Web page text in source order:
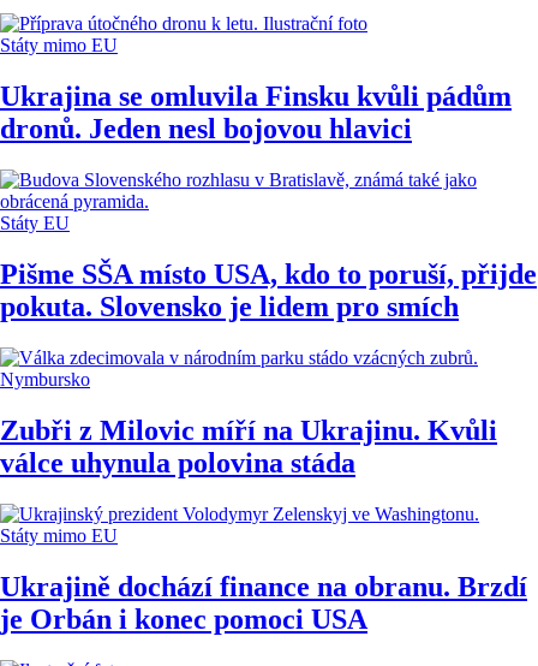
Státy mimo EU
Ukrajina se omluvila Finsku kvůli pádům
dronů. Jeden nesl bojovou hlavici
Státy EU
Pišme SŠA místo USA, kdo to poruší, přijde
pokuta. Slovensko je lidem pro smích
Nymbursko
Zubři z Milovic míří na Ukrajinu. Kvůli
válce uhynula polovina stáda
Státy mimo EU
Ukrajině dochází finance na obranu. Brzdí
je Orbán i konec pomoci USA